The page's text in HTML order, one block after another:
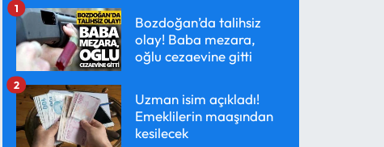
Bozdoğan’da talihsiz
olay! Baba mezara,
oğlu cezaevine gitti
1
Uzman isim açıkladı!
Emeklilerin maaşından
kesilecek
2